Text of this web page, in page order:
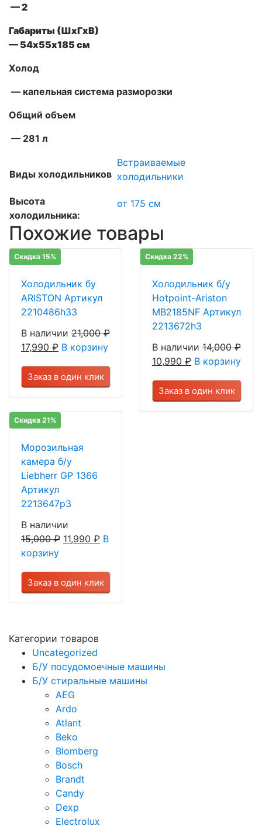
— 2
Габариты (ШxГxВ)
— 54х55х185 см
Холод
— капельная система разморозки
Общий объем
— 281 л
Виды холодильников
Встраиваемые
холодильники
Высота
холодильника:
от 175 см
Похожие товары
Скидка 15%
Холодильник бу
ARISTON Артикул
2210486h33
В наличии 21,000₽
17,990 ₽ В корзину
Заказ в один клик
Скидка 22%
Холодильник б/у
Hotpoint-Ariston
MB2185NF Артикул
2213672h3
В наличии 14,000₽
10,990 ₽ В корзину
Заказ в один клик
Скидка 21%
Морозильная
камера б/у
Liebherr GP 1366
Артикул
2213647р3
В наличии
15,000₽ 11,990 ₽ В
корзину
Заказ в один клик
Категории товаров
Uncategorized
Б/У посудомоечные машины
Б/У стиральные машины
AEG
Ardo
Atlant
Beko
Blomberg
Bosch
Brandt
Candy
Dexp
Electrolux